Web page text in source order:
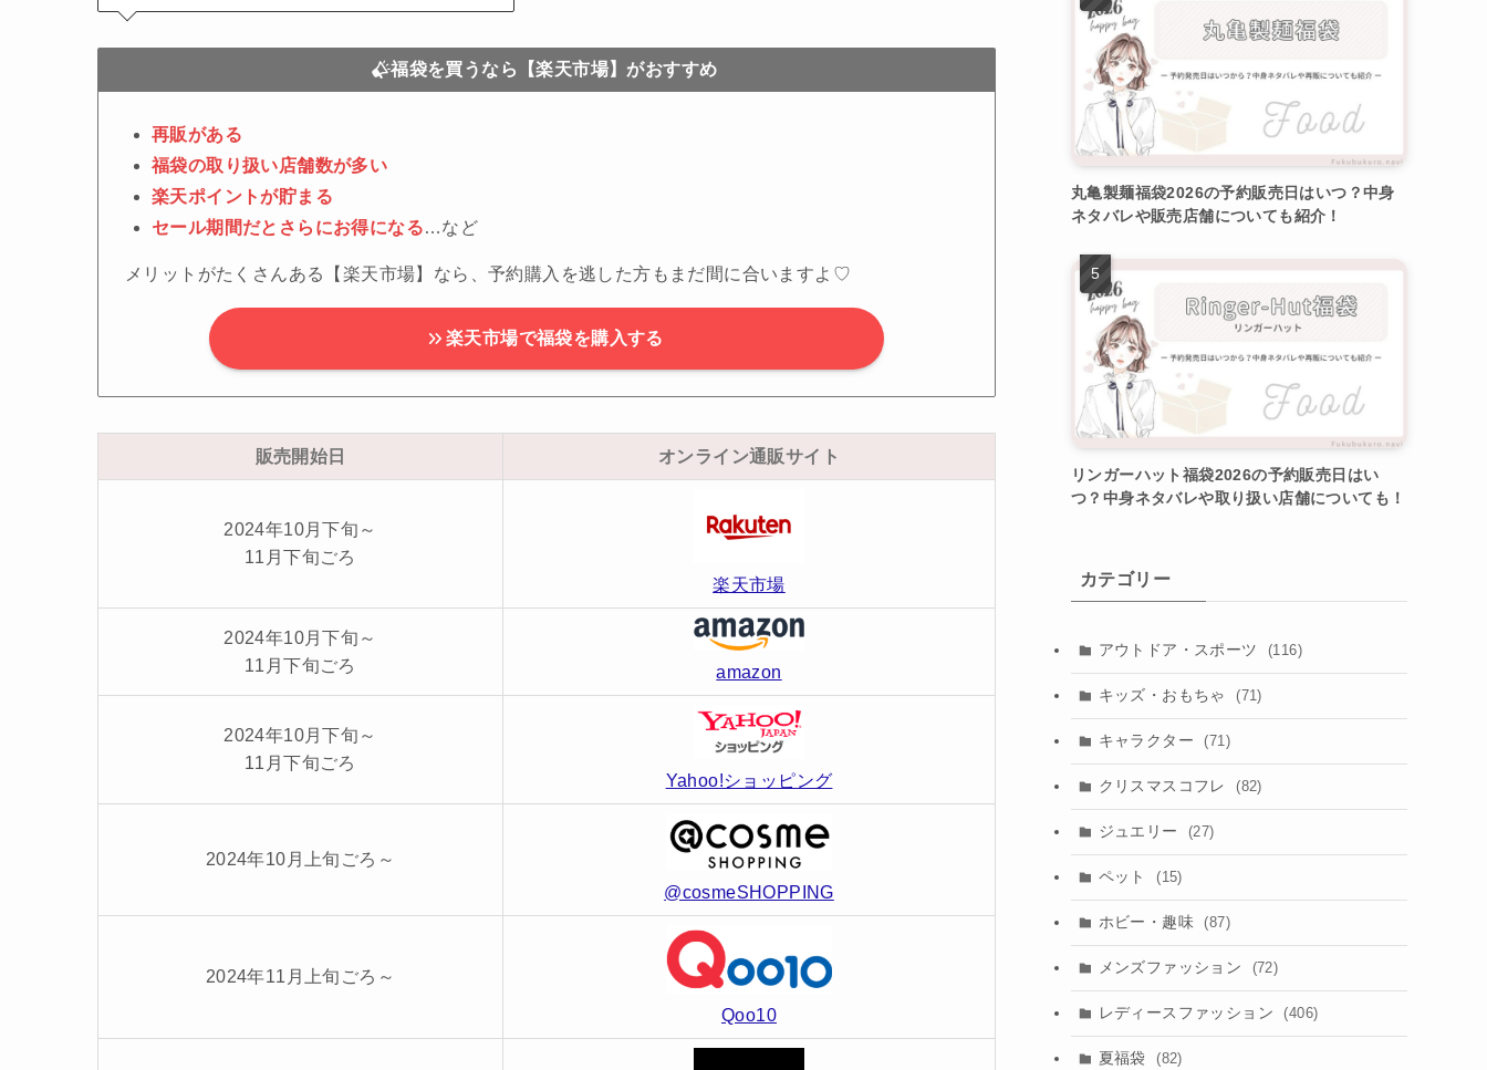
福袋を買うなら【楽天市場】がおすすめ
再販がある
福袋の取り扱い店舗数が多い
楽天ポイントが貯まる
セール期間だとさらにお得になる…など
メリットがたくさんある【楽天市場】なら、予約購入を逃した方もまだ間に合いますよ♡
楽天市場で福袋を購入する
販売開始日 オンライン通販サイト
2024年10月下旬～
11月下旬ごろ
楽天市場
2024年10月下旬～
11月下旬ごろ
amazon
2024年10月下旬～
11月下旬ごろ
Yahoo!ショッピング
2024年10月上旬ごろ～
@cosmeSHOPPING
2024年11月上旬ごろ～
Qoo10
丸亀製麺福袋2026の予約販売日はいつ？中身
ネタバレや販売店舗についても紹介！
リンガーハット福袋2026の予約販売日はい
つ？中身ネタバレや取り扱い店舗についても！
カテゴリー
アウトドア・スポーツ (116)
キッズ・おもちゃ (71)
キャラクター (71)
クリスマスコフレ (82)
ジュエリー (27)
ペット (15)
ホビー・趣味 (87)
メンズファッション (72)
レディースファッション (406)
夏福袋 (82)